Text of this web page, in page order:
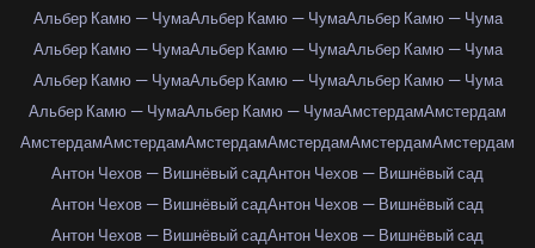
Альбер Камю — ЧумаАльбер Камю — ЧумаАльбер Камю — Чума
Альбер Камю — ЧумаАльбер Камю — ЧумаАльбер Камю — Чума
Альбер Камю — ЧумаАльбер Камю — ЧумаАльбер Камю — Чума
Альбер Камю — ЧумаАльбер Камю — ЧумаАмстердамАмстердам
АмстердамАмстердамАмстердамАмстердамАмстердамАмстердам
Антон Чехов — Вишнёвый садАнтон Чехов — Вишнёвый сад
Антон Чехов — Вишнёвый садАнтон Чехов — Вишнёвый сад
Антон Чехов — Вишнёвый садАнтон Чехов — Вишнёвый сад